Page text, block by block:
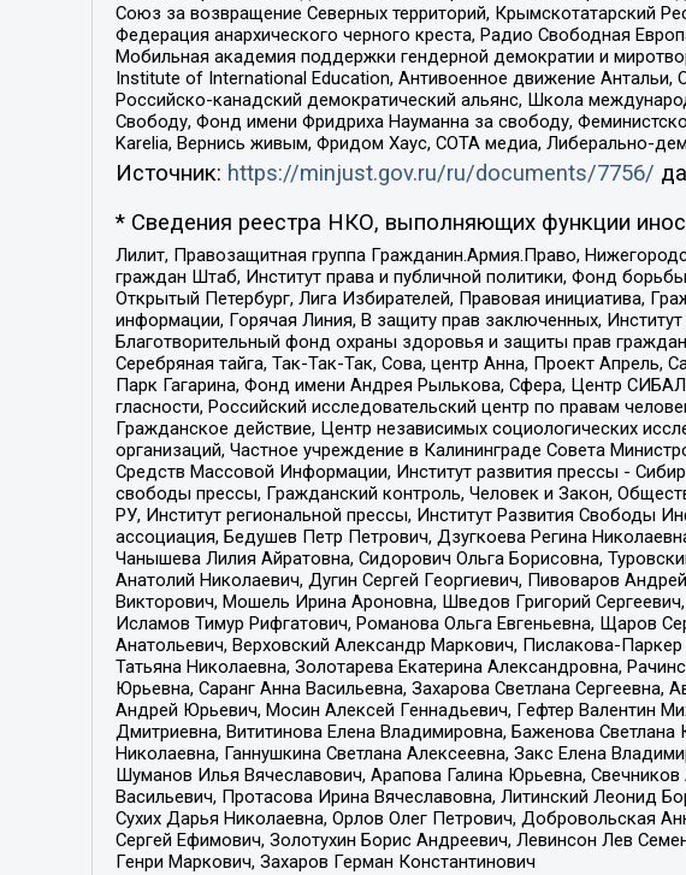
Союз за возвращение Северных территорий, Крымскотатарский
Федерация анархического черного креста, Радио Свободная
Мобильная академия поддержки гендерной демократии и
Institute of International Education, Антивоенное движение
Российско-канадский демократический альянс, Школа
Свободу, Фонд имени Фридриха Науманна за свободу,
Karelia, Вернись живым, Фридом Хаус, СОТА медиа, Либерально-
Источник: https://minjust.gov.ru/ru/documents/7756/
* Сведения реестра НКО, выполняющих функции
Лилит, Правозащитная группа Гражданин.Армия.Право,
граждан Штаб, Институт права и публичной политики, Фонд
Открытый Петербург, Лига Избирателей, Правовая инициатива,
информации, Горячая Линия, В защиту прав заключенных,
Благотворительный фонд охраны здоровья и защиты прав
Серебряная тайга, Так-Так-Так, Сова, центр Анна, Проект
Парк Гагарина, Фонд имени Андрея Рылькова, Сфера, Центр
гласности, Российский исследовательский центр по правам
Гражданское действие, Центр независимых социологических
организаций, Частное учреждение в Калининграде Совета
Средств Массовой Информации, Институт развития прессы -
свободы прессы, Гражданский контроль, Человек и Закон,
РУ, Институт региональной прессы, Институт Развития Свободы
ассоциация, Бедушев Петр Петрович, Дзугкоева Регина
Чанышева Лилия Айратовна, Сидорович Ольга Борисовна,
Анатолий Николаевич, Дугин Сергей Георгиевич, Пивоваров
Викторович, Мошель Ирина Ароновна, Шведов Григорий
Исламов Тимур Рифгатович, Романова Ольга Евгеньевна, Щаров
Анатольевич, Верховский Александр Маркович, Пислакова-
Татьяна Николаевна, Золотарева Екатерина Александровна,
Юрьевна, Саранг Анна Васильевна, Захарова Светлана
Андрей Юрьевич, Мосин Алексей Геннадьевич, Гефтер Валентин
Дмитриевна, Вититинова Елена Владимировна, Баженова
Николаевна, Ганнушкина Светлана Алексеевна, Закс Елена
Шуманов Илья Вячеславович, Арапова Галина Юрьевна,
Васильевич, Протасова Ирина Вячеславовна, Литинский Леонид
Сухих Дарья Николаевна, Орлов Олег Петрович, Добровольская
Сергей Ефимович, Золотухин Борис Андреевич, Левинсон Лев
Генри Маркович, Захаров Герман Константинович